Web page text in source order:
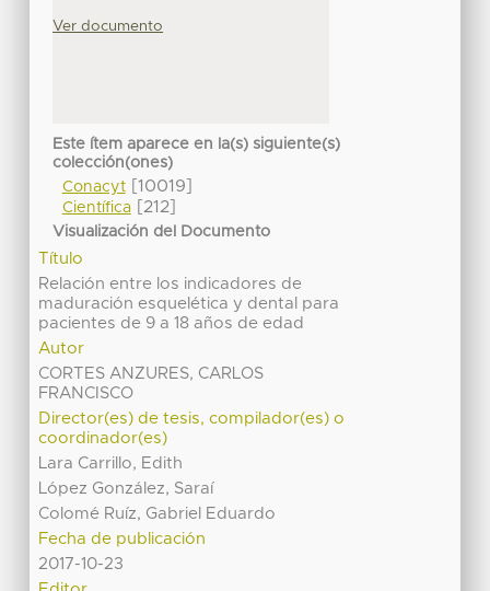
Ver documento
Este ítem aparece en la(s) siguiente(s)
colección(ones)
Conacyt[10019]
Científica[212]
Visualización del Documento
Título
Relación entre los indicadores de
maduración esquelética y dental para
pacientes de 9 a 18 años de edad
Autor
CORTES ANZURES, CARLOS
FRANCISCO
Director(es) de tesis, compilador(es) o
coordinador(es)
Lara Carrillo, Edith
López González, Saraí
Colomé Ruíz, Gabriel Eduardo
Fecha de publicación
2017-10-23